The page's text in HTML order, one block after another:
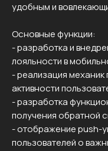
удобным и
Основные функции:
- разработка и
лояльности в
- реализация
активности
- разработка
получения обратной
- отображение push-
пользователей о